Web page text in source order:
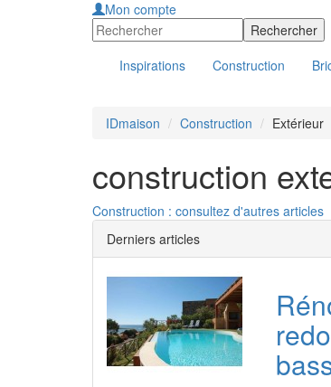
Mon compte
Inspirations Construction
IDmaison Construction Extérieur
construction
Construction : consultez d'autres articles
Derniers articles